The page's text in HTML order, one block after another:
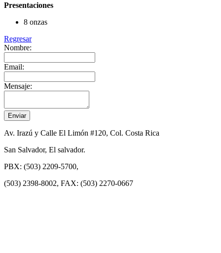
Presentaciones
8 onzas
Regresar
Nombre:
Email:
Mensaje:
Av. Irazú y Calle El Limón #120, Col. Costa Rica
San Salvador, El salvador.
PBX: (503) 2209-5700,
(503) 2398-8002, FAX: (503) 2270-0667